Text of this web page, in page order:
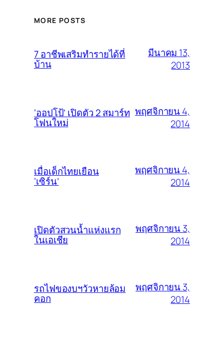
MORE POSTS
7 อาชีพเสริมทำรายได้ที่
บ้าน
มีนาคม 13,
2013
‘ออปโป้’ เปิดตัว 2 สมาร์ท
โฟนใหม่
พฤศจิกายน 4,
2014
เมื่อเด็กไทยเยือน
‘เซิร์น’
พฤศจิกายน 4,
2014
เปิดตัวสวนน้ำแห่งแรก
ในเอเชีย
พฤศจิกายน 3,
2014
รถไฟของบฯวัวหายล้อม
คอก
พฤศจิกายน 3,
2014